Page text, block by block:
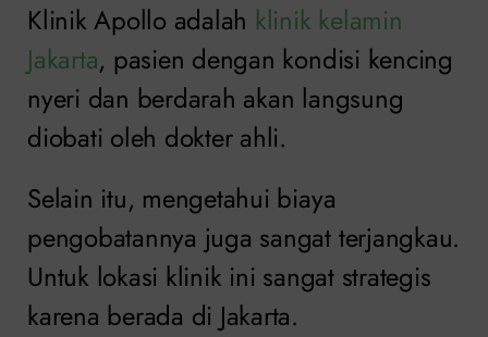
Klinik Apollo adalah klinik kelamin
Jakarta, pasien dengan kondisi kencing
nyeri dan berdarah akan langsung
diobati oleh dokter ahli.
Selain itu, mengetahui biaya
pengobatannya juga sangat terjangkau.
Untuk lokasi klinik ini sangat strategis
karena berada di Jakarta.